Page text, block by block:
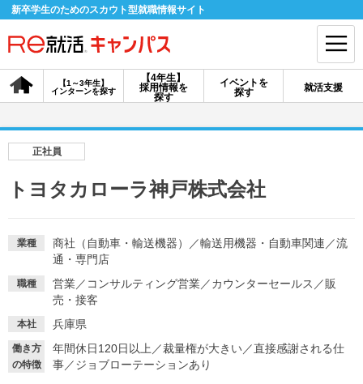
新卒学生のためのスカウト型就職情報サイト
【4年生】
採用情報を
探す
【1～3年生】
インターンを探す
イベントを
探す
就活支援
会員登録 ログイン
採用情報を探す
説明会を探す
インターンを探す
イベントを探す
就活ノウハウ・サポート
正社員
トヨタカローラ神戸株式会社
業種 商社（自動車・輸送機器） ／輸送用機器・自動車関連 ／流
通・専門店
職種 営業／ コンサルティング営業／カウンターセールス ／販
売・接客
本社 兵庫県
働き方
の特徴
年間休日120日以上 ／裁量権が大きい／直接感謝される仕
事／ジョブローテーションあり